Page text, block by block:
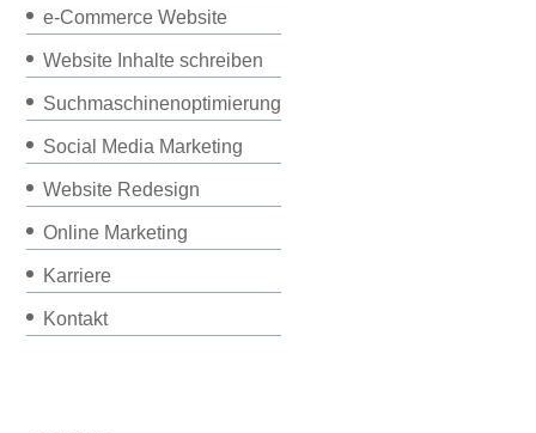
e-Commerce Website
Website Inhalte schreiben
Suchmaschinenoptimierung
Social Media Marketing
Website Redesign
Online Marketing
Karriere
Kontakt